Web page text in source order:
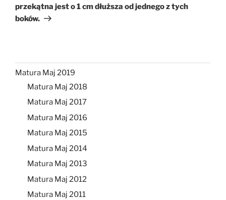
przekątna jest o 1 cm dłuższa od jednego z tych
boków.
Matura Maj 2019
Matura Maj 2018
Matura Maj 2017
Matura Maj 2016
Matura Maj 2015
Matura Maj 2014
Matura Maj 2013
Matura Maj 2012
Matura Maj 2011